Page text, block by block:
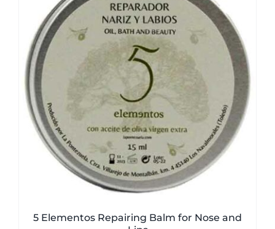
5 Elementos Repairing Balm for Nose and